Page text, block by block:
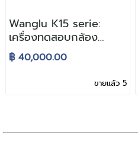
Wanglu K15 serie:
เครื่องทดสอบกล้อง
วงจรปิด IPC CCTV มัลติ
ฟังก์ชัน
฿ 40,000.00
ขายแล้ว 5